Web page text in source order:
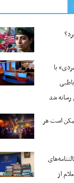
با
رسانه شد
است هر
از